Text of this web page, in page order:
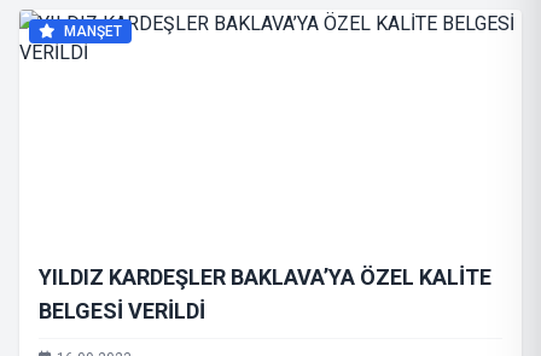
MANŞET
YILDIZ KARDEŞLER BAKLAVA’YA ÖZEL KALİTE
BELGESİ VERİLDİ